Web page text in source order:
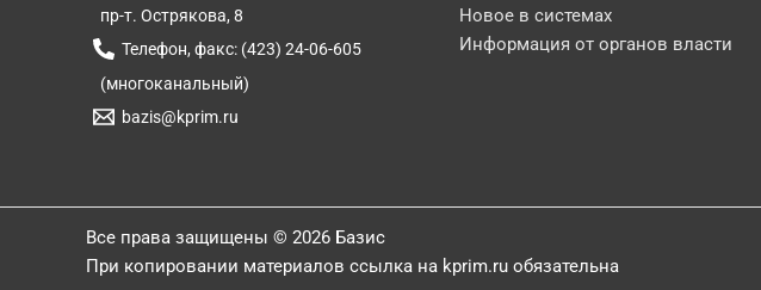
пр-т. Острякова, 8
Телефон, факс: (423) 24-06-605
(многоканальный)
bazis@kprim.ru
Новое в системах
Информация от органов власти
Все права защищены © 2026 Базис
При копировании материалов ссылка на kprim.ru обязательна